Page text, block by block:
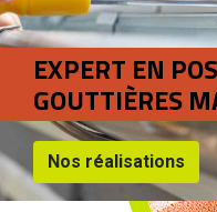
EXPERT EN
GOUTTIÈRES
Nos réalisations